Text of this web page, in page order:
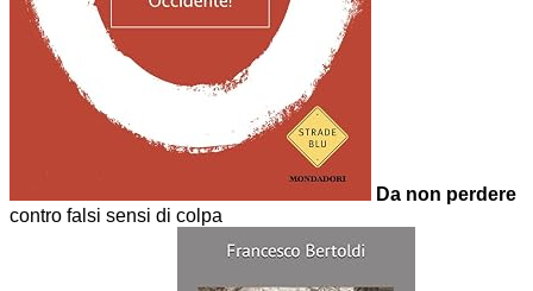
Da non perdere
contro falsi sensi di colpa